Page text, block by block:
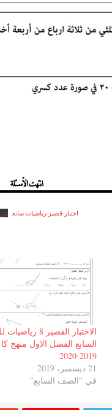
اختبار-قصير-رياضيات-سابع
الاختبار القصير 8
السابع الفصل الاول منهج
2019-2020
21 ديسمبر، 2019
في "الصف السابع"